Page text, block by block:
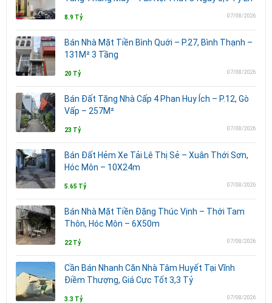
8.9 Tỷ 07/08/2026
Bán Nhà Mặt Tiền Bình Quới – P.27, Bình Thạnh –
131M² 3 Tầng
20 Tỷ 07/08/2026
Bán Đất Tặng Nhà Cấp 4 Phan Huy Ích – P.12, Gò
Vấp – 257M²
23 Tỷ 07/08/2026
Bán Đất Hẻm Xe Tải Lê Thị Sẻ – Xuân Thới Sơn,
Hóc Môn – 10X24m
5.65 Tỷ 07/08/2026
Bán Nhà Mặt Tiền Đặng Thúc Vịnh – Thới Tam
Thôn, Hóc Môn – 6X50m
22 Tỷ 07/08/2026
Cần Bán Nhanh Căn Nhà Tâm Huyết Tại Vĩnh
Điềm Thượng, Giá Cực Tốt 3,3 Tỷ
3.3 Tỷ 07/08/2026